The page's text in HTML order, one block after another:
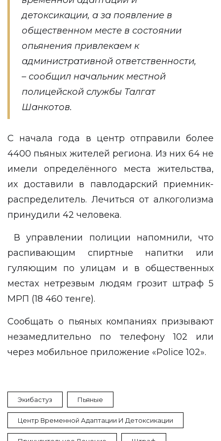
детоксикации, а за появление в
общественном месте в состоянии
опьянения привлекаем к
административной ответственности,
– сообщил начальник местной
полицейской службы Талгат
Шанкотов.
С начала года в центр отправили более
4400 пьяных жителей региона. Из них 64 не
имели определённого места жительства,
их доставили в павлодарский приемник-
распределитель. Лечиться от алкоголизма
принудили 42 человека.
В управлении полиции напомнили, что
распивающим спиртные напитки или
гуляющим по улицам и в общественных
местах нетрезвым людям грозит штраф 5
МРП (18 460 тенге).
Сообщать о пьяных компаниях призывают
незамедлительно по телефону 102 или
через мобильное приложение «Police 102».
Экибастуз Пьяные
Центр Временной Адаптации И Детоксикации